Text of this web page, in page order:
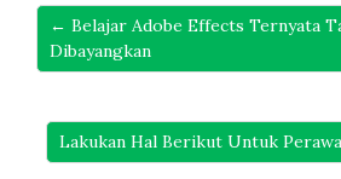
← Belajar Adobe Effects Ternyata
Dibayangkan
Lakukan Hal Berikut Untuk